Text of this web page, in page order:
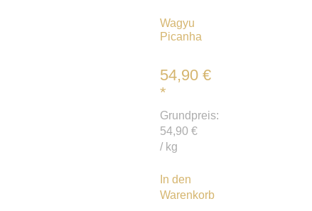
Wagyu
Picanha
54,90 €
*
Grundpreis:
54,90 €
/ kg
In den
Warenkorb